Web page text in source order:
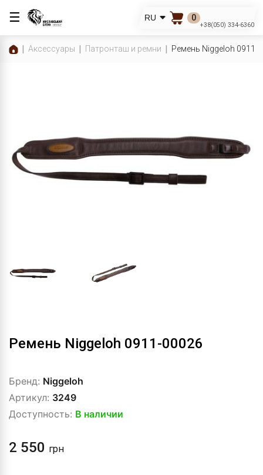
☰ RU 0
+38(050) 334-6360
Аксессуары Патронташ и ремни Ремень Niggeloh 0911-
Ремень Niggeloh 0911-00026
Бренд: Niggeloh
Артикул: 3249
Доступность: В наличии
2 550 грн